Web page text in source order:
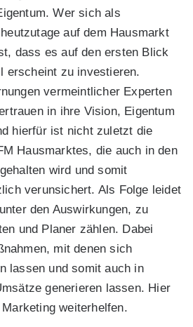
Wer sich als
auf dem Hausmarkt
dass es auf den ersten Blick
erscheint zu investieren.
vermeintlicher Experten
in ihre Vision, Eigentum
hierfür ist nicht zuletzt die
Hausmarktes, die auch in den
wird und somit
verunsichert. Als Folge leidet
den Auswirkungen, zu
und Planer zählen. Dabei
mit denen sich
lassen und somit auch in
generieren lassen. Hier
weiterhelfen.